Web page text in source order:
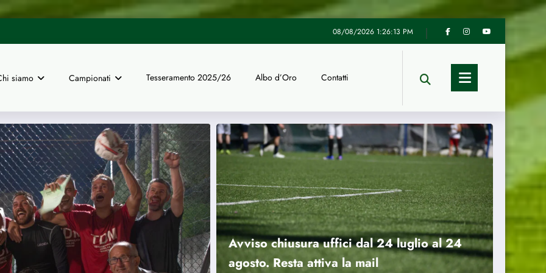
finali nazionali a 11 di calcio UISP Genova | Dal 16 giugno aperte iscrizioni ai campionati di calcio 2026/27. Tutte le info
08/08/2026 1:26:15 PM
siamo Campionati Tesseramento 2025/26 Albo d’Oro Contatti
Avviso chiusura uffici dal 24 luglio al 24
agosto. Resta attiva la mail